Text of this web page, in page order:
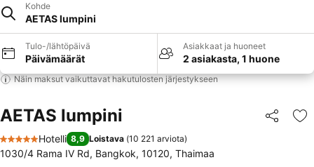
Kohde
AETAS lumpini
Tulo-/lähtöpäivä
Päivämäärät
Asiakkaat ja huoneet
2 asiakasta, 1 huone
Näin maksut vaikuttavat hakutulosten järjestykseen
AETAS lumpini Jaa
5 Tähtiluokitus
Hotelli 8,9 Loistava (10 221 arviota)
1030/4 Rama IV Rd, Bangkok, 10120, Thaimaa